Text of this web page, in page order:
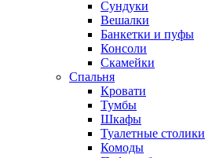
Сундуки
Вешалки
Банкетки и пуфы
Консоли
Скамейки
Спальня
Кровати
Тумбы
Шкафы
Туалетные столики
Комоды